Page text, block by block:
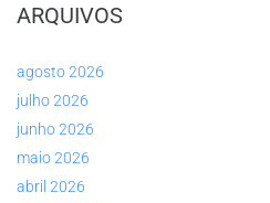
ARQUIVOS
agosto 2026
julho 2026
junho 2026
maio 2026
abril 2026